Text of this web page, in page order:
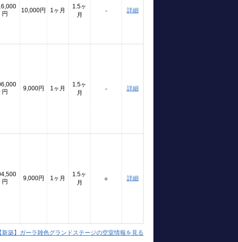
円
10,000円 1ヶ月
1.5ヶ
月
- 詳細
円
9,000円 1ヶ月
1.5ヶ
月
- 詳細
円
9,000円 1ヶ月
1.5ヶ
月
○ 詳細
【新築】ガーラ雑色グランドステージの空室情報を見る